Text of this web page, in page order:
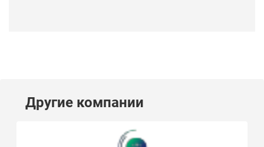
Другие компании